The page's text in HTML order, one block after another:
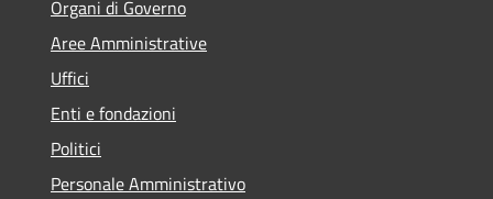
Organi di Governo
Aree Amministrative
Uffici
Enti e fondazioni
Politici
Personale Amministrativo